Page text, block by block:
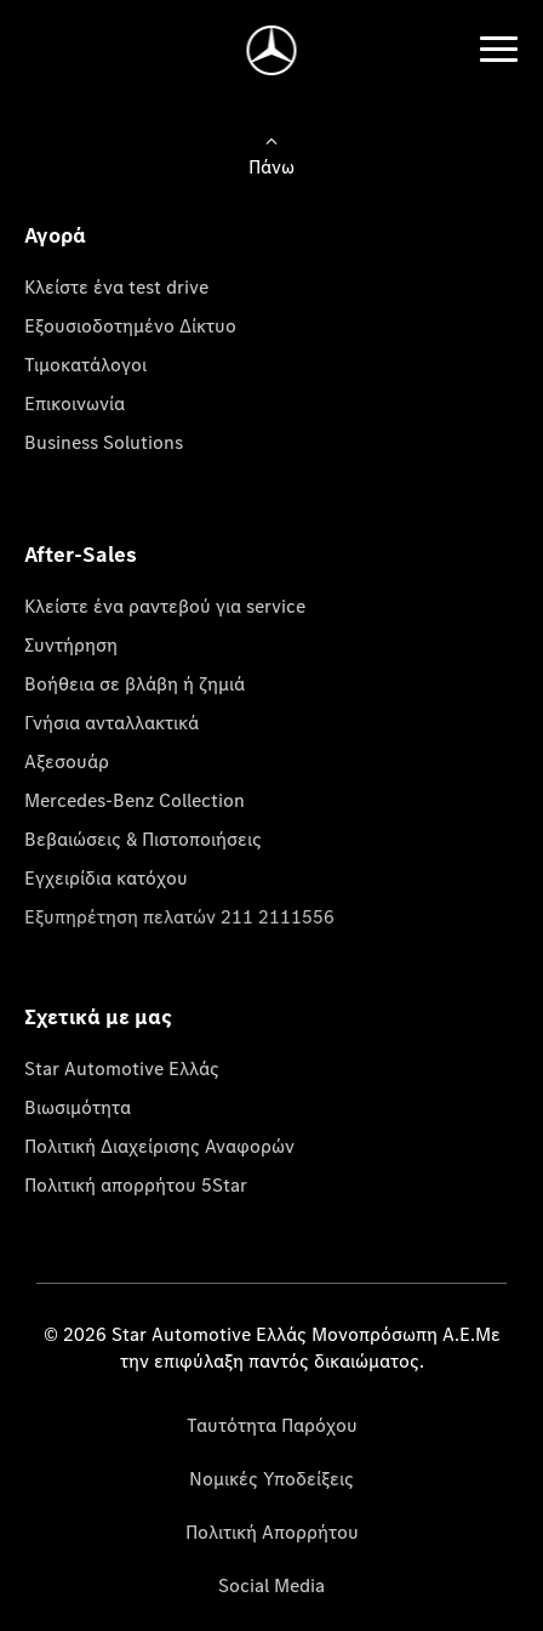
Πάνω
Αγορά
Κλείστε ένα test drive
Εξουσιοδοτημένο Δίκτυο
Τιμοκατάλογοι
Επικοινωνία
Business Solutions
After-Sales
Κλείστε ένα ραντεβού για service
Συντήρηση
Βοήθεια σε βλάβη ή ζημιά
Γνήσια ανταλλακτικά
Αξεσουάρ
Mercedes-Benz Collection
Βεβαιώσεις & Πιστοποιήσεις
Εγχειρίδια κατόχου
Εξυπηρέτηση πελατών 211 2111556
Σχετικά με μας
Star Automotive Ελλάς
Βιωσιμότητα
Πολιτική Διαχείρισης Αναφορών
Πολιτική απορρήτου 5Star
© 2026 Star Automotive Ελλάς Μονοπρόσωπη Α.Ε.Με
την επιφύλαξη παντός δικαιώματος.
Ταυτότητα Παρόχου
Νομικές Υποδείξεις
Πολιτική Απορρήτου
Social Media